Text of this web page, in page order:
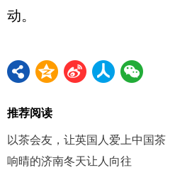
动。
推荐阅读
以茶会友，让英国人爱上中国茶
响晴的济南冬天让人向往